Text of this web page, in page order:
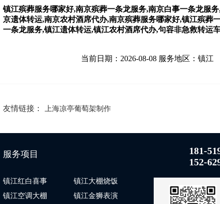
镇江殡葬服务哪家好,南京殡葬一条龙服务,南京白事一条龙服
京遗体转运,南京农村酒席代办,南京殡葬服务哪家好,镇江殡葬
一条龙服务,镇江遗体转运,镇江农村酒席代办,句容非急救转运
当前日期：2026-08-08 服务地区：镇江
友情链接： 上海凉亭葡萄架制作
服务项目
镇江红白喜事
镇江大棚烧饭
镇江空调大棚
镇江金狮表演
181-
152-